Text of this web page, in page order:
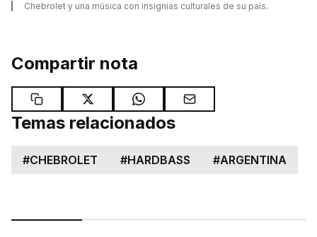
Chebrolet y una música con insignias culturales de su país.
Compartir nota
Temas relacionados
#CHEBROLET #HARDBASS #ARGENTINA